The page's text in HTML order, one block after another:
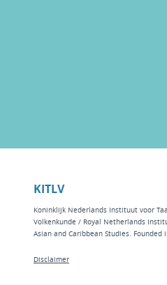
KITLV
Koninklijk Nederlands Instituut voor
Volkenkunde / Royal Netherlands
Asian and Caribbean Studies. Founded
Disclaimer